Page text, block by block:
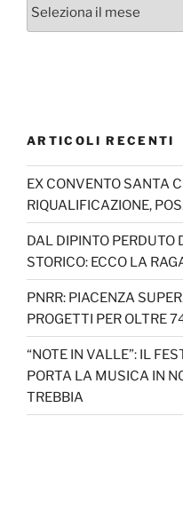
ARTICOLI RECENTI
EX CONVENTO SANTA
RIQUALIFICAZIONE,
DAL DIPINTO PERDUTO
STORICO: ECCO LA
PNRR: PIACENZA
PROGETTI PER OLTRE
“NOTE IN VALLE”: IL
PORTA LA MUSICA IN
TREBBIA